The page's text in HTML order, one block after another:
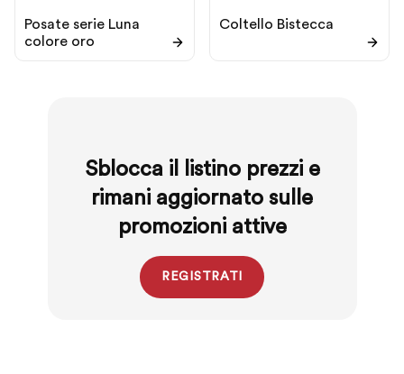
Posate serie Luna
colore oro
Coltello Bistecca
Sblocca il listino prezzi e
rimani aggiornato sulle
promozioni attive
REGISTRATI